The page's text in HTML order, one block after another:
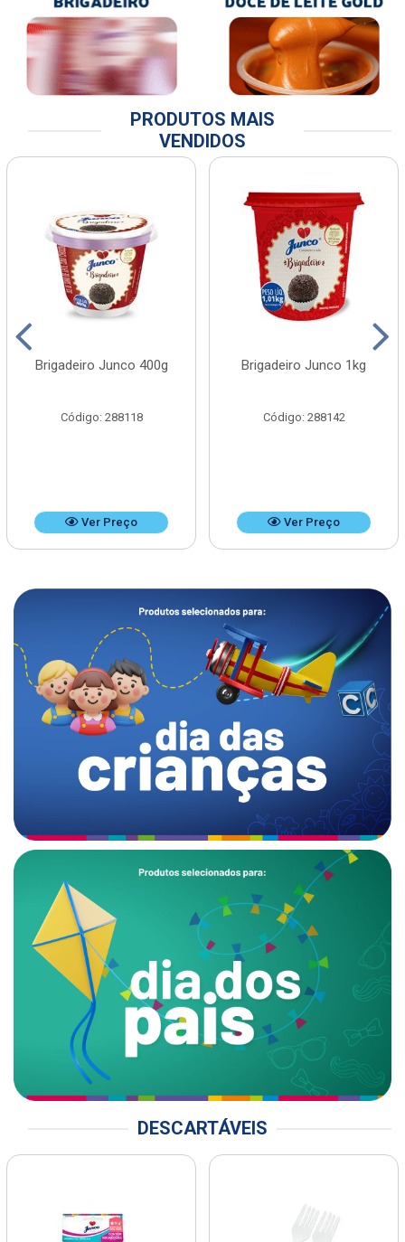
PRODUTOS MAIS
VENDIDOS
Brigadeiro Junco 400g
Código: 288118
Ver Preço
Brigadeiro Junco 1kg
Código: 288142
Ver Preço
DESCARTÁVEIS